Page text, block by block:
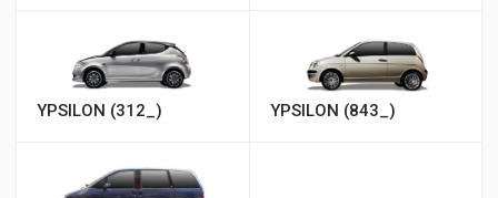
YPSILON (312_) YPSILON (843_)